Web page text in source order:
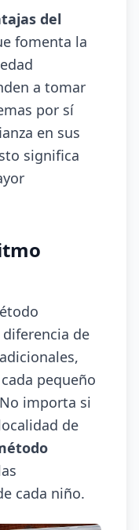
del
fomenta la
a tomar
por sí
en sus
significa
de
pequeño
importa si
de
cada niño.